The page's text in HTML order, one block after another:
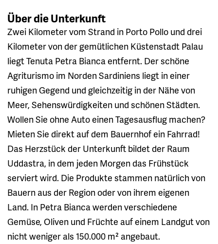
Über die Unterkunft
Zwei Kilometer vom Strand in Porto Pollo und drei
Kilometer von der gemütlichen Küstenstadt Palau
liegt Tenuta Petra Bianca entfernt. Der schöne
Agriturismo im Norden Sardiniens liegt in einer
ruhigen Gegend und gleichzeitig in der Nähe von
Meer, Sehenswürdigkeiten und schönen Städten.
Wollen Sie ohne Auto einen Tagesausflug machen?
Mieten Sie direkt auf dem Bauernhof ein Fahrrad!
Das Herzstück der Unterkunft bildet der Raum
Uddastra, in dem jeden Morgen das Frühstück
serviert wird. Die Produkte stammen natürlich von
Bauern aus der Region oder von ihrem eigenen
Land. In Petra Bianca werden verschiedene
Gemüse, Oliven und Früchte auf einem Landgut von
nicht weniger als 150.000 m² angebaut.